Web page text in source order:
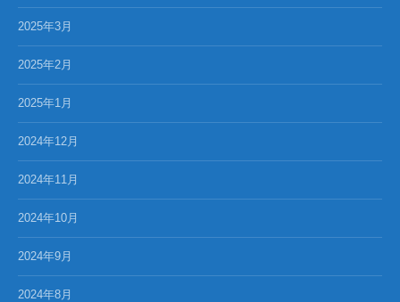
2025年3月
2025年2月
2025年1月
2024年12月
2024年11月
2024年10月
2024年9月
2024年8月